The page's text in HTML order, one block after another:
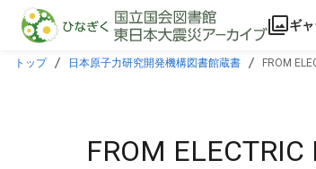
本文に飛ぶ
ギ
トップ 日本原子力研究開発機構図書館蔵書 FROM
FROM